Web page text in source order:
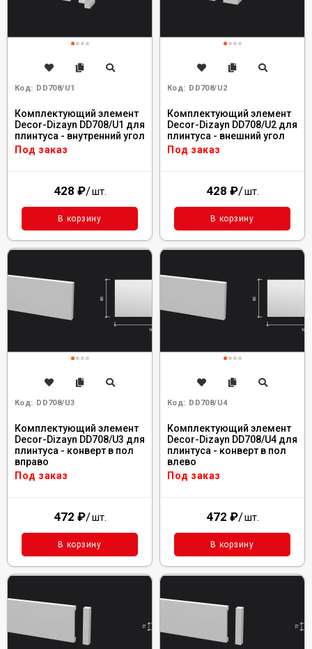
Код: DD708/U1
Комплектующий элемент
Decor-Dizayn DD708/U1 для
плинтуса - внутренний угол
Под заказ
428 ₽/шт.
В корзину
Код: DD708/U2
Комплектующий элемент
Decor-Dizayn DD708/U2 для
плинтуса - внешний угол
Под заказ
428 ₽/шт.
В корзину
Код: DD708/U3
Комплектующий элемент
Decor-Dizayn DD708/U3 для
плинтуса - конверт в пол
вправо
Под заказ
472 ₽/шт.
В корзину
Код: DD708/U4
Комплектующий элемент
Decor-Dizayn DD708/U4 для
плинтуса - конверт в пол
влево
Под заказ
472 ₽/шт.
В корзину